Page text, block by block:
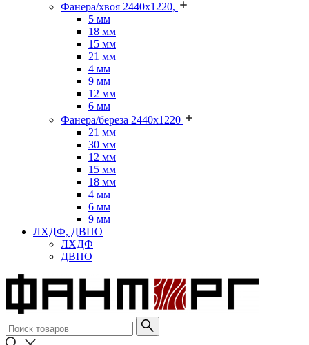
Фанера/хвоя 2440х1220,
5 мм
18 мм
15 мм
21 мм
4 мм
9 мм
12 мм
6 мм
Фанера/береза 2440х1220
21 мм
30 мм
12 мм
15 мм
18 мм
4 мм
6 мм
9 мм
ЛХДФ, ДВПО
ЛХДФ
ДВПО